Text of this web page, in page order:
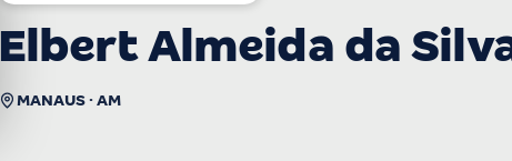
Elbert Almeida da
MANAUS · AM